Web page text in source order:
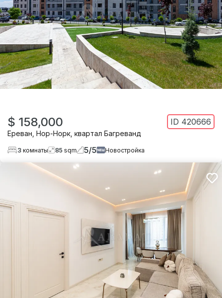
$ 158,000 ID 420666
Ереван Нор-Норк квартал Багреванд
3 комнаты 85 sqm 5/5 Новостройка